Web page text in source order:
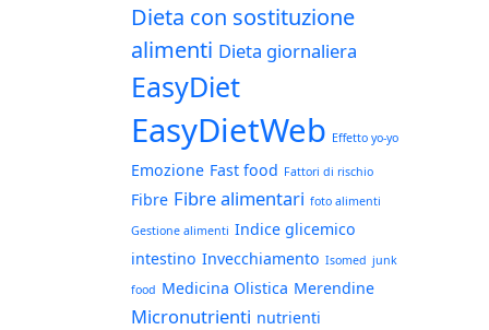
Dieta con sostituzione
alimenti Dieta giornaliera
EasyDiet
EasyDietWeb Effetto yo-yo
Emozione Fast food Fattori di rischio
Fibre Fibre alimentari foto alimenti
Gestione alimenti Indice glicemico
intestino Invecchiamento Isomed junk
food Medicina Olistica Merendine
Micronutrienti nutrienti